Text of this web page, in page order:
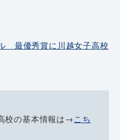
最優秀賞に川越女子高校
校の基本情報は→こち